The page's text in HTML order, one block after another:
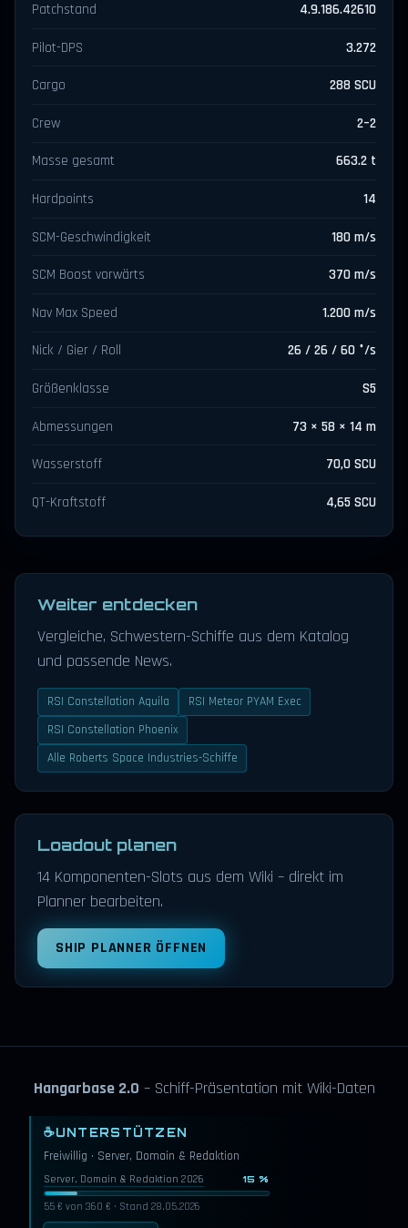
Patchstand 4.9.186.42610
Pilot-DPS 3.272
Cargo 288 SCU
Crew 2–2
Masse gesamt 663.2 t
Hardpoints 14
SCM-Geschwindigkeit 180 m/s
SCM Boost vorwärts 370 m/s
Nav Max Speed 1.200 m/s
Nick / Gier / Roll 26 / 26 / 60 °/s
Größenklasse S5
Abmessungen 73 × 58 × 14 m
Wasserstoff 70,0 SCU
QT-Kraftstoff 4,65 SCU
Weiter entdecken
Vergleiche, Schwestern-Schiffe aus dem Katalog
und passende News.
RSI Constellation Aquila
RSI Meteor PYAM Exec
RSI Constellation Phoenix
Alle Roberts Space Industries-Schiffe
Loadout planen
14 Komponenten-Slots aus dem Wiki – direkt im
Planner bearbeiten.
SHIP PLANNER ÖFFNEN
Hangarbase 2.0 – Schiff-Präsentation mit Wiki-Daten
☕UNTERSTÜTZEN
Freiwillig · Server, Domain & Redaktion
Server, Domain & Redaktion 2026 15 %
55 € von 360 € · Stand 28.05.2026